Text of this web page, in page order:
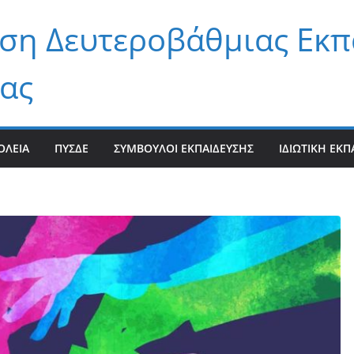
Δευτεροβάθμιας
ΠΥΣΔΕ ΣΎΜΒΟΥΛΟΙ ΕΚΠΑΊΔΕΥΣΗΣ ΙΔΙΩΤΙΚΉ